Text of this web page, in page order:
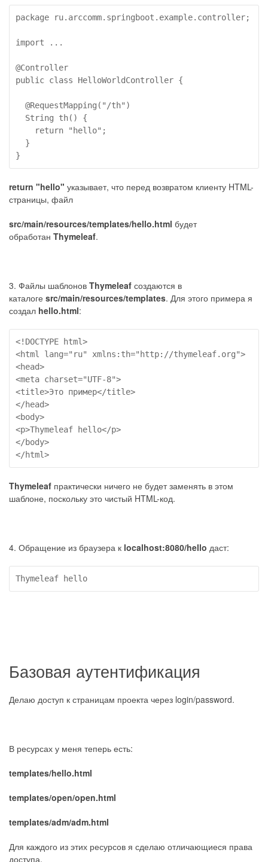
package ru.arccomm.springboot.example.controller;
import ...
@Controller
public class HelloWorldController {
  @RequestMapping("/th")
  String th() {
    return "hello";
  }
}
return "hello" указывает, что перед возвратом клиенту HTML-
страницы, файл
src/main/resources/templates/hello.html будет
обработан Thymeleaf.
3. Файлы шаблонов Thymeleaf создаются в
каталоге src/main/resources/templates. Для этого примера я
создал hello.html:
<!DOCTYPE html>
<html lang="ru" xmlns:th="http://thymeleaf.org">
<head>
<meta charset="UTF-8">
<title>Это пример</title>
</head>
<body>
<p>Thymeleaf hello</p>
</body>
</html>
Thymeleaf практически ничего не будет заменять в этом
шаблоне, поскольку это чистый HTML-код.
4. Обращение из браузера к localhost:8080/hello даст:
Thymeleaf hello
Базовая аутентификация
Делаю доступ к страницам проекта через login/password.
В ресурсах у меня теперь есть:
templates/hello.html
templates/open/open.html
templates/adm/adm.html
Для каждого из этих ресурсов я сделаю отличающиеся права
доступа.